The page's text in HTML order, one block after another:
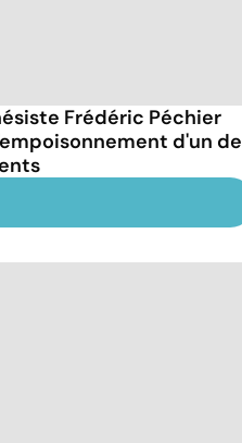
Frédéric Péchier
d'un de